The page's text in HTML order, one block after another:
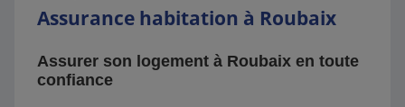
Assurance habitation à Roubaix
Assurer son logement à Roubaix en toute
confiance